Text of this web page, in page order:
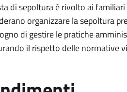
di sepoltura è rivolto ai
organizzare la sepoltura
di gestire le pratiche
il rispetto delle normative